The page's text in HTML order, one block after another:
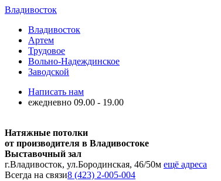
Владивосток
Владивосток
Артем
Трудовое
Вольно-Надеждинское
Заводской
Написать нам
ежедневно 09.00 - 19.00
Натяжные потолки
от производителя в Владивостоке
Выставочный зал
г.Владивосток, ул.Бородинская, 46/50м ещё адреса
Всегда на связи8 (423) 2-005-004